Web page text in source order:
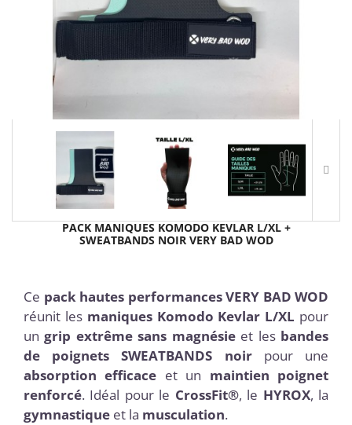
PACK MANIQUES KOMODO KEVLAR L/XL +
SWEATBANDS NOIR VERY BAD WOD
Ce pack hautes performances VERY BAD WOD
réunit les maniques Komodo Kevlar L/XL pour
ungrip extrême sans magnésieet les bandes
de poignets SWEATBANDS noirpour une
absorption efficace et un maintien poignet
renforcé. Idéal pour le CrossFit®, le HYROX, la
gymnastique et la musculation.